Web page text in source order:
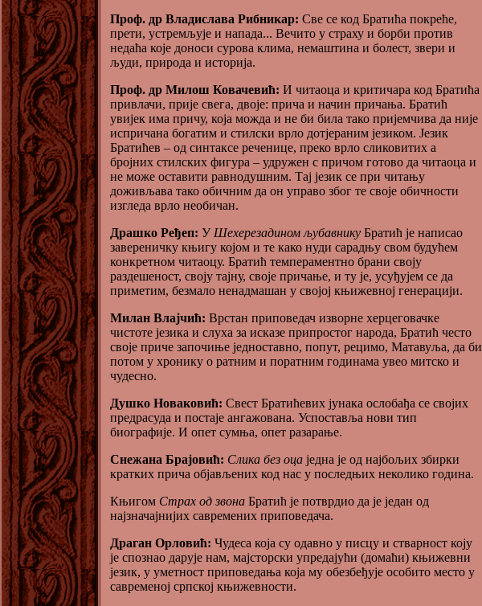
Проф. др Владислава Рибникар: Све се код Братића покреће,
прети, устремљује и напада... Вечито у страху и борби против
недаћа које доноси сурова клима, немаштина и болест, звери и
људи, природа и историја.
Проф. др Милош Ковачевић: И читаоца и критичара код Братића
привлачи, прије свега, двоје: прича и начин причања. Братић
увијек има причу, која можда и не би била тако пријемчива да није
испричана богатим и стилски врло дотјераним језиком. Језик
Братићев – од синтаксе реченице, преко врло сликовитих а
бројних стилских фигура – удружен с причом готово да читаоца и
не може оставити равнодушним. Тај језик се при читању
доживљава тако обичним да он управо због те своје обичности
изгледа врло необичан.
Драшко Ређеп: УШехерезадином љубавнику Братић је написао
завереничку књигу којом и те како нуди сарадњу свом будућем
конкретном читаоцу. Братић темпераментно брани своју
раздешеност, своју тајну, своје причање, и ту је, усуђујем се да
приметим, безмало ненадмашан у својој књижевној генерацији.
Милан Влајчић: Врстан приповедач изворне херцеговачке
чистоте језика и слуха за исказе припростог народа, Братић често
своје приче започиње једноставно, попут, рецимо, Матавуља, да би
потом у хронику о ратним и поратним годинама увео митско и
чудесно.
Душко Новаковић: Свест Братићевих јунака ослобађа се својих
предрасуда и постаје ангажована. Успоставља нови тип
биографије. И опет сумња, опет разарање.
Снежана Брајовић: Слика без оца једна је од најбољих збирки
кратких прича објављених код нас у последњих неколико година.
Књигом Страх од звона Братић је потврдио да је један од
најзначајнијих савремених приповедача.
Драган Орловић: Чудеса која су одавно у писцу и стварност коју
је спознао дарује нам, мајсторски упредајући (домаћи) књижевни
језик, у уметност приповедања која му обезбеђује особито место у
савременој српској књижевности.